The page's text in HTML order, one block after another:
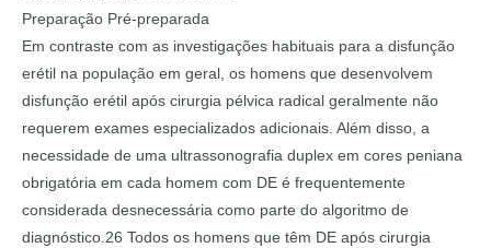
Preparação Pré-preparada
Em contraste com as investigações habituais para a disfunção
erétil na população em geral, os homens que desenvolvem
disfunção erétil após cirurgia pélvica radical geralmente não
requerem exames especializados adicionais. Além disso, a
necessidade de uma ultrassonografia duplex em cores peniana
obrigatória em cada homem com DE é frequentemente
considerada desnecessária como parte do algoritmo de
diagnóstico.26 Todos os homens que têm DE após cirurgia